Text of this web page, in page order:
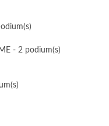
- 2 podium(s)